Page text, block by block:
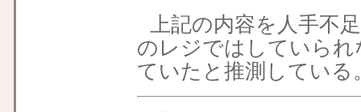
上記の内容を人手不
のレジではしていら
ていたと推測している